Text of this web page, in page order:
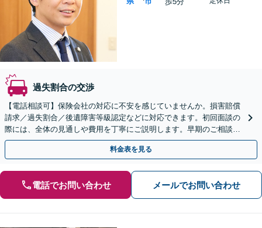
過失割合の交渉
【電話相談可】保険会社の対応に不安を感じていませんか。損害賠償
請求／過失割合／後遺障害等級認定などに対応できます。初回面談の
際には、全体の見通しや費用を丁寧にご説明します。早期のご相談で
選択肢も広がります【柏駅5分】
料金表を見る
電話でお問い合わせ メールでお問い合わせ